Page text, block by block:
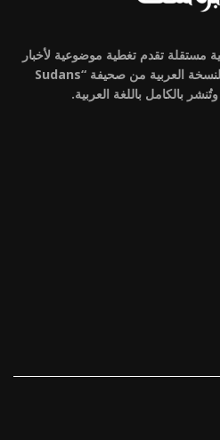
تقدم تغطية موضوعية لأخبار
السودان وجنوب السودان، وهي النسخة العربية من صحيفة “Sudans